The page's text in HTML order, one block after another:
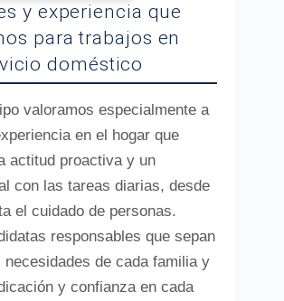
y experiencia que
para trabajos en
doméstico
valoramos especialmente a
en el hogar que
actitud proactiva y un
con las tareas diarias, desde
el cuidado de personas.
responsables que sepan
necesidades de cada familia y
y confianza en cada